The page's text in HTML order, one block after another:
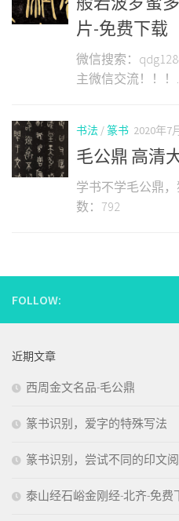
片-免费下载
微信搜索：
主微信交流！！！
书法 / 篆书 2020年7
毛公鼎 高清
学书不学毛公鼎
数：792
FOLLOW:
近期文章
西周金文名品-毛公鼎
篆书识别，爱字的特殊写法
篆书识别，尝试不同的印文阅
泰山经石峪金刚经-北齐-免费